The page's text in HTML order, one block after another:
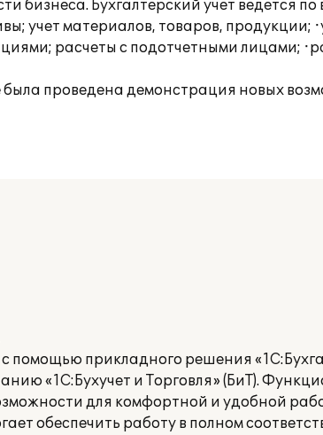
бизнеса. Бухгалтерский учет ведется
учет материалов, товаров, продукции;
расчеты с подотчетными лицами;
проведена демонстрация новых
прикладного решения
«1С:Бухучет и Торговля» (БиТ).
для комфортной и удобной
обеспечить работу в полном